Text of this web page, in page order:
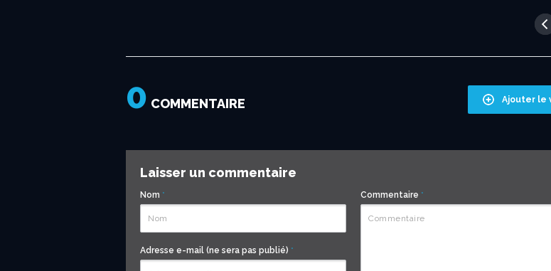
Ajouter le
0 COMMENTAIRE
Laisser un commentaire
Nom *
Adresse e-mail (ne sera pas publié) *
Commentaire *